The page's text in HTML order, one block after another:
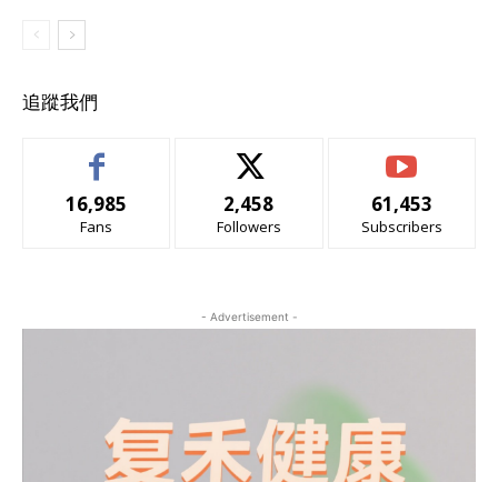
追蹤我們
16,985
Fans
2,458
Followers
61,453
Subscribers
- Advertisement -